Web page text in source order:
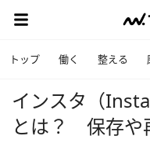
トップ 働く 整える
インスタ（
とは？ 保存や